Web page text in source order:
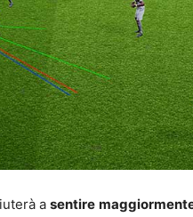
asentire